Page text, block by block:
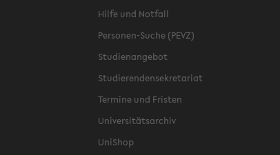
Hilfe und Notfall
Personen-Suche (PEVZ)
Studienangebot
Studierendensekretariat
Termine und Fristen
Universitätsarchiv
UniShop